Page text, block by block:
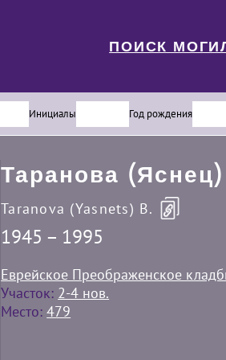
ПОИСК
Инициалы Год рождения
Таранова
Taranova (Yasnets) B.
1945 – 1995
Еврейское Преображенское
Участок: 2-4 нов.
Место: 479